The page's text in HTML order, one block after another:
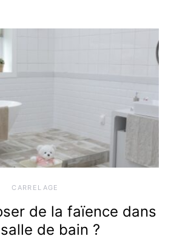
CARRELAGE
de la faïence dans
de bain ?